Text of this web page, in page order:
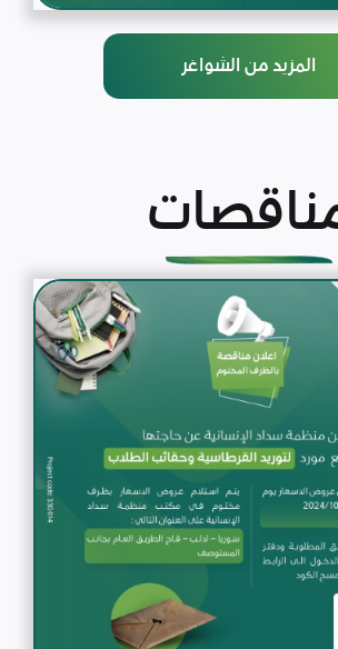
المزيد من الشواغر